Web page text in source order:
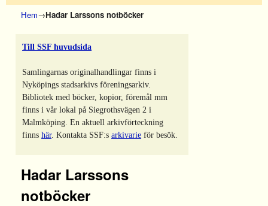
Hem→Hadar Larssons notböcker
Till SSF huvudsida
Samlingarnas originalhandlingar finns i
Nyköpings stadsarkivs föreningsarkiv.
Bibliotek med böcker, kopior, föremål mm
finns i vår lokal på Siegrothsvägen 2 i
Malmköping. En aktuell arkivförteckning
finnshär. Kontakta SSF:sarkivarie för besök.
Hadar Larssons
notböcker